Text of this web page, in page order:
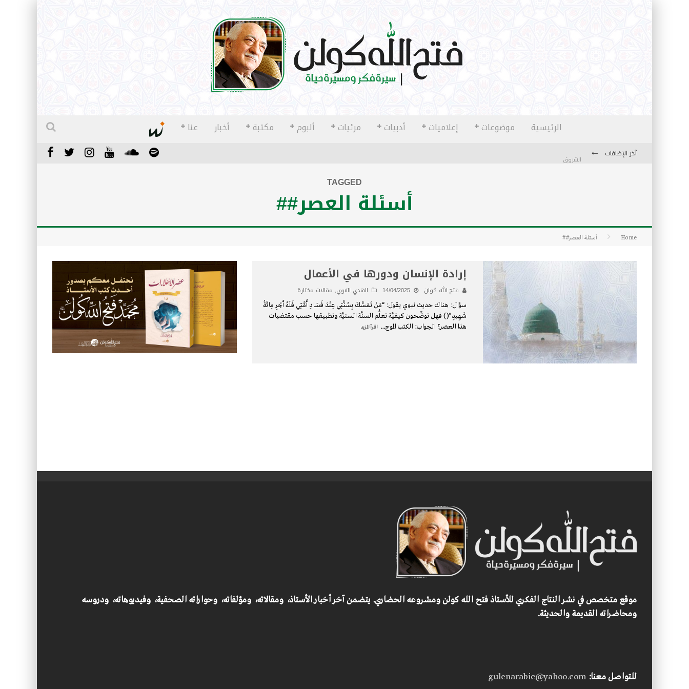
الرئيسية موضوعات إعلاميات أدبيات مرئيات ألبوم مكتبة أخبار عنا
آخر الإضافات
كتاب معراج الروح الصلاة: 32-مراتب الطهارة في الصلاة
TAGGED
أسئلة العصر##
Home أسئلة العصر##
إرادة الإنسان ودورها في الأعمال
فتح الله كولن 14/04/2025 الهدي النبوي, مقالات مختارة
سؤال: هناك حديث نبوي يقول: “مَنْ تَمَسَّكَ بِسُنَّتِي عِنْدَ فَسَادِ أُمَّتِي فَلَهُ أَجْرِ مِائَةُ
شَهِيدٍ”() فهل توضِّحون كيفيَّة تعلُّم السنَّة السنيَّة وتطبيقها حسب مقتضيات
هذا العصر؟ الجواب: الكتب الموج... اقرأ المزيد
موقع متخصص في نشر النتاج الفكري للأستاذ فتح الله كولن ومشروعه الحضاري. يتضمن آخر أخبار الأستاذ، ومقالاته، ومؤلفاته، وحواراته الصحفية، وفيديوهاته، ودروسه
ومحاضراته القديمة والحديثة.
للتواصل معنا:gulenarabic@yahoo.com